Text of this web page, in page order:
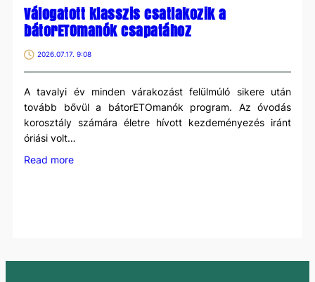
Válogatott klasszis csatlakozik a
bátorETOmanók csapatához
2026.07.17. 9:08
A tavalyi év minden várakozást felülmúló sikere után
tovább bővül a bátorETOmanók program. Az óvodás
korosztály számára életre hívott kezdeményezés iránt
óriási volt…
Read more: